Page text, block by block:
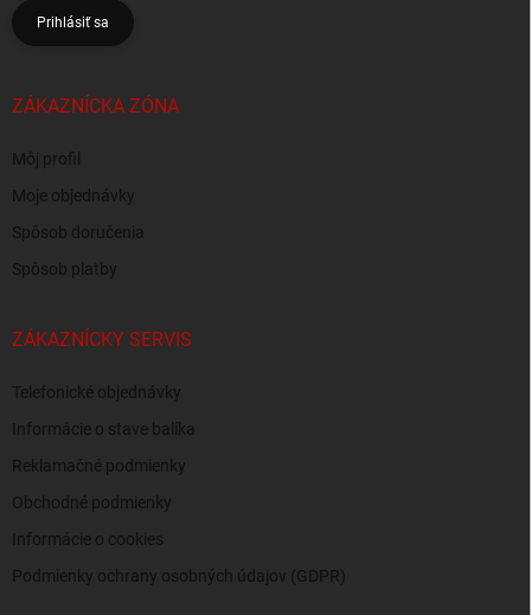
Prihlásiť sa
ZÁKAZNÍCKA ZÓNA
Môj profil
Moje objednávky
Spôsob doručenia
Spôsob platby
ZÁKAZNÍCKY SERVIS
Telefonické objednávky
Informácie o stave balíka
Reklamačné podmienky
Obchodné podmienky
Informácie o cookies
Podmienky ochrany osobných údajov (GDPR)